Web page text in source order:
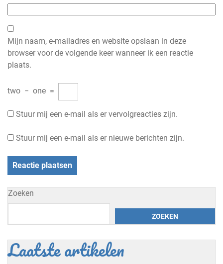
Mijn naam, e-mailadres en website opslaan in deze
browser voor de volgende keer wanneer ik een reactie
plaats.
two − one =
Stuur mij een e-mail als er vervolgreacties zijn.
Stuur mij een e-mail als er nieuwe berichten zijn.
Zoeken
ZOEKEN
Laatste artikelen